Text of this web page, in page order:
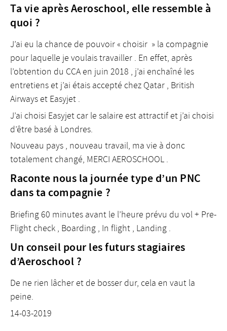
Ta vie après Aeroschool, elle ressemble à
quoi ?
J’ai eu la chance de pouvoir « choisir » la compagnie
pour laquelle je voulais travailler . En effet, après
l’obtention du CCA en juin 2018 , j’ai enchaîné les
entretiens et j’ai étais accepté chez Qatar , British
Airways et Easyjet .
J’ai choisi Easyjet car le salaire est attractif et j’ai choisi
d’être basé à Londres.
Nouveau pays , nouveau travail, ma vie à donc
totalement changé, MERCI AEROSCHOOL .
Raconte nous la journée type d’un PNC
dans ta compagnie ?
Briefing 60 minutes avant le l’heure prévu du vol + Pre-
Flight check , Boarding , In flight , Landing .
Un conseil pour les futurs stagiaires
d’Aeroschool ?
De ne rien lâcher et de bosser dur, cela en vaut la
peine.
14-03-2019